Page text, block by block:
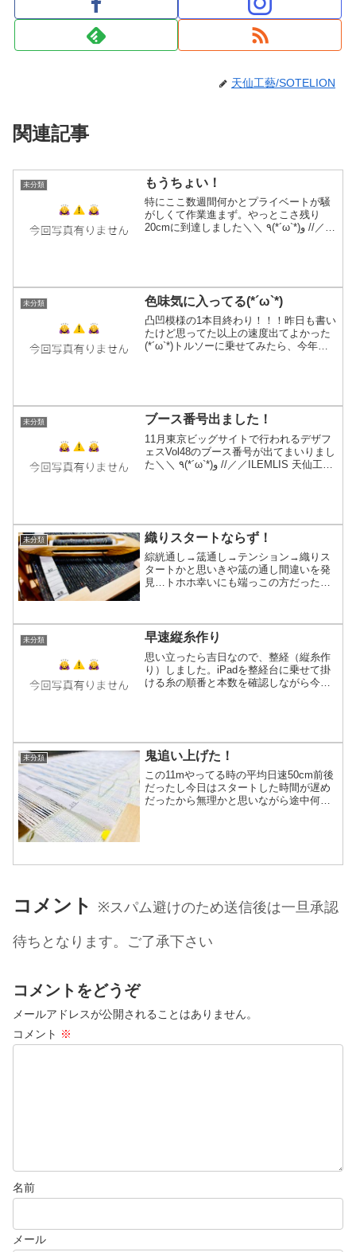
天仙工藝/SOTELION
関連記事
未分類 もうちょい！
特にここ数週間何かとプライベートが騒
がしくて作業進まず。やっとこさ残り
20cmに到達しました＼＼ ٩(*´ω`*)و //／／
未分類 色味気に入ってる(*´ω`*)
凸凹模様の1本目終わり！！！昨日も書い
たけど思ってた以上の速度出てよかった
(*´ω`*)トルソーに乗せてみたら、今年織
未分類 ブース番号出ました！
11月東京ビッグサイトで行われるデザフ
ェスVol48のブース番号が出てまいりまし
た＼＼ ٩(*´ω`*)و //／／ILEMLIS 天仙工藝/
未分類 織りスタートならず！
綜絖通し→筬通し→テンション→織りス
タートかと思いきや筬の通し間違いを発
見…トホホ幸いにも端っこの方だったか
し前から。ほとんど織り作業にはならず
日速(時速)45cm。...
未分類 早速縦糸作り
思い立ったら吉日なので、整経（縦糸作
り）しました。iPadを整経台に乗せて掛
ける糸の順番と本数を確認しながら今回
未分類 鬼追い上げた！
この11mやってる時の平均日速50cm前後
だったし今日はスタートした時間が遅め
だったから無理かと思いながら途中何度
コメント ※スパム避けのため送信後は一旦承認
待ちとなります。ご了承下さい
コメントをどうぞ
メールアドレスが公開されることはありません。
コメント ※
名前
メール